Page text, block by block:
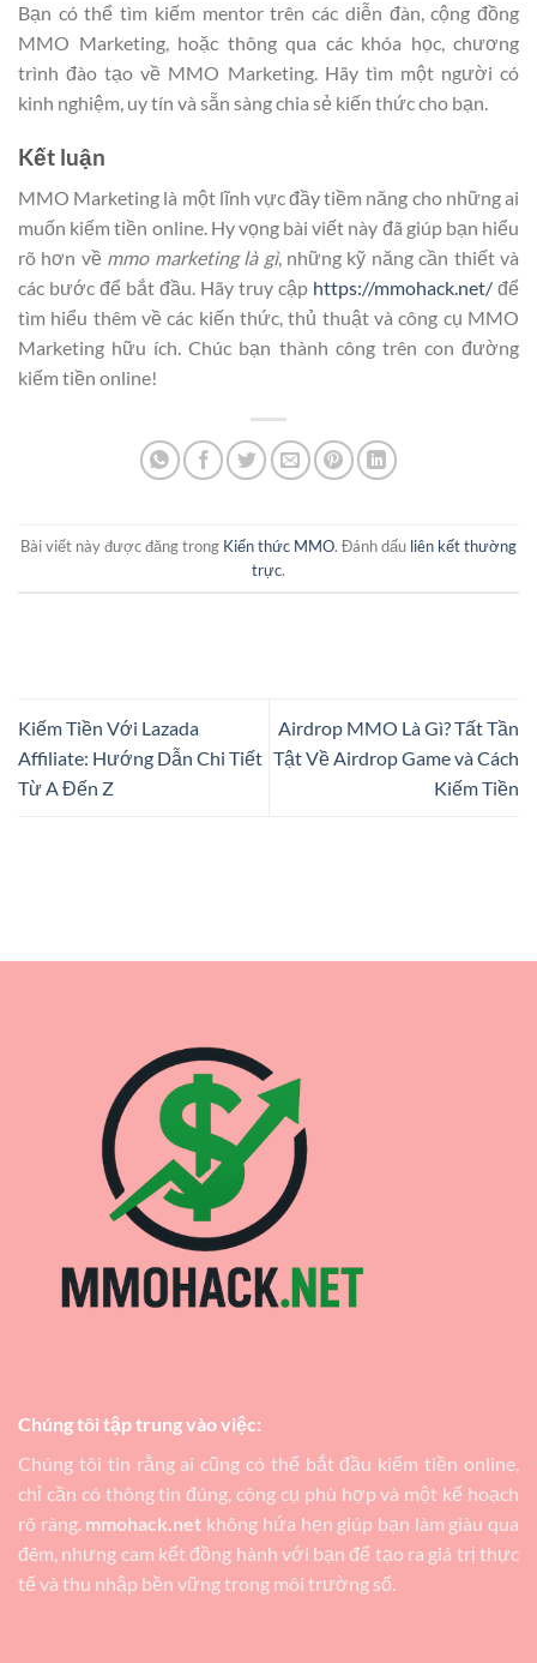
Bạn có thể tìm kiếm mentor trên các diễn đàn, cộng đồng
MMO Marketing, hoặc thông qua các khóa học, chương
trình đào tạo về MMO Marketing. Hãy tìm một người có
kinh nghiệm, uy tín và sẵn sàng chia sẻ kiến thức cho bạn.
Kết luận
MMO Marketing là một lĩnh vực đầy tiềm năng cho những ai
muốn kiếm tiền online. Hy vọng bài viết này đã giúp bạn hiểu
rõ hơn về mmo marketing là gì, những kỹ năng cần thiết và
các bước để bắt đầu. Hãy truy cập https://mmohack.net/ để
tìm hiểu thêm về các kiến thức, thủ thuật và công cụ MMO
Marketing hữu ích. Chúc bạn thành công trên con đường
kiếm tiền online!
Bài viết này được đăng trong Kiến thức MMO. Đánh dấu liên kết thường
trực.
Kiếm Tiền Với Lazada
Affiliate: Hướng Dẫn Chi Tiết
Từ A Đến Z
Airdrop MMO Là Gì? Tất Tần
Tật Về Airdrop Game và Cách
Kiếm Tiền
Chúng tôi tập trung vào việc:
Chúng tôi tin rằng ai cũng có thể bắt đầu kiếm tiền online,
chỉ cần có thông tin đúng, công cụ phù hợp và một kế hoạch
rõ ràng. mmohack.net không hứa hẹn giúp bạn làm giàu qua
đêm, nhưng cam kết đồng hành với bạn để tạo ra giá trị thực
tế và thu nhập bền vững trong môi trường số.